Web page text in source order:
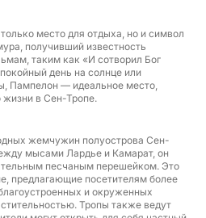
Порт-Крос
Эстерель
запросу
• Дней рождения •
250 евро
круиз с отправлением из
место для отдыха, но и символ
получивший известность
таким как «И сотворил Бог
день на солнце или
Пампелон — идеальное место,
жизни в Сен-Тропе.
жемчужин полуострова Сен-
мысами Лардье и Камарат, он
песчаным перешейком. Это
предлагающие посетителям более
и окруженных
Тропы также ведут